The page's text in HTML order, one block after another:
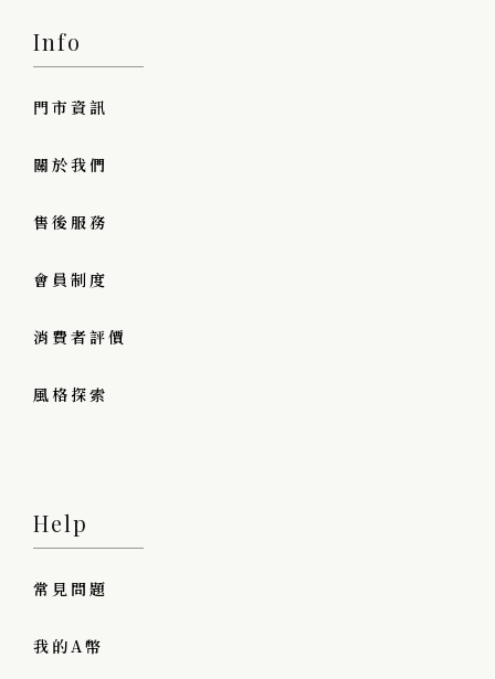
Info
門市資訊
關於我們
售後服務
會員制度
消費者評價
風格探索
Help
常見問題
我的A幣